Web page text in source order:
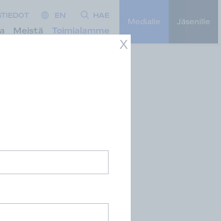
EN HAE
Meistä Toimialamme
Medialle Jäsenille
X